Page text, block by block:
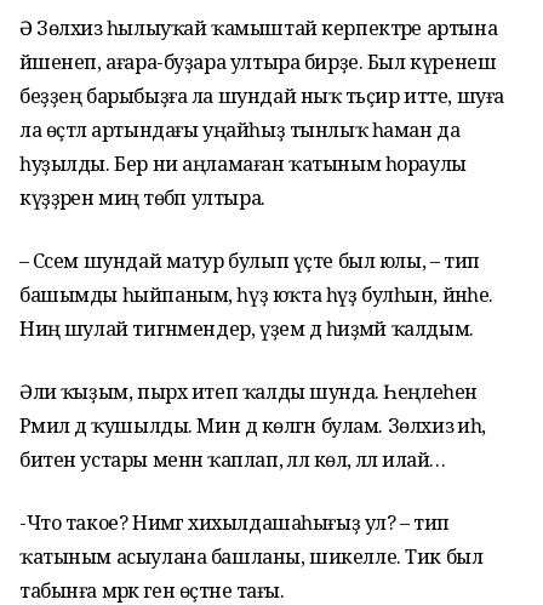
Ә Зөлхизә һылыуҡай ҡамыштай керпектәре артына
йәшенеп, ағара-буҙара ултыра бирҙе. Был күренеш
беҙҙең барыбыҙға ла шундай ныҡ тәьҫир итте, шуға
ла өҫтәл артындағы уңайһыҙ тынлыҡ һаман да
һуҙылды. Бер ни аңламаған ҡатыным һораулы
күҙҙәрен миңә төбәп ултыра.
– Сәсем шундай матур булып үҫте был юлы, – тип
башымды һыйпаным, һүҙ юҡта һүҙ булһын, йәнәһе.
Ниңә шулай тигәнмендер, үҙем дә һиҙмәй ҡалдым.
Әлиә ҡыҙым, пырх итеп ҡалды шунда. Һеңлеһенә
Рәмил дә ҡушылды. Мин дә көлгән булам. Зөлхизә иһә,
битен устары менән ҡаплап, әллә көлә, әллә илай…
-Что такое? Нимәгә хихылдашаһығыҙ ул? – тип
ҡатыным асыулана башланы, шикелле. Тик был
табынға мәрәкә генә өҫтәне тағы.